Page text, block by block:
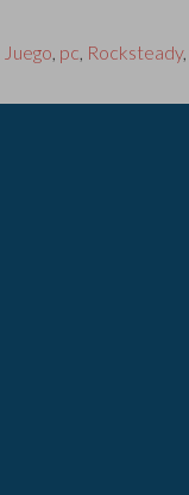
Juego, pc, Rocksteady,